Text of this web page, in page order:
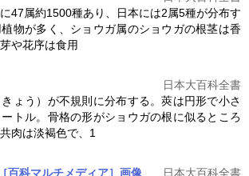
47属約1500種あり、日本には2属5種が分布す
物が多く、 ショウガ属のショウガの根茎は香
や花序は食用
日本大百科全書
ょう）が不規則に分布する。莢は円形で小さ
トル。骨格の形がショウガの根に似るところ
肉は淡褐色で、1
百科マルチメディア］ 画像
日本大百科全書